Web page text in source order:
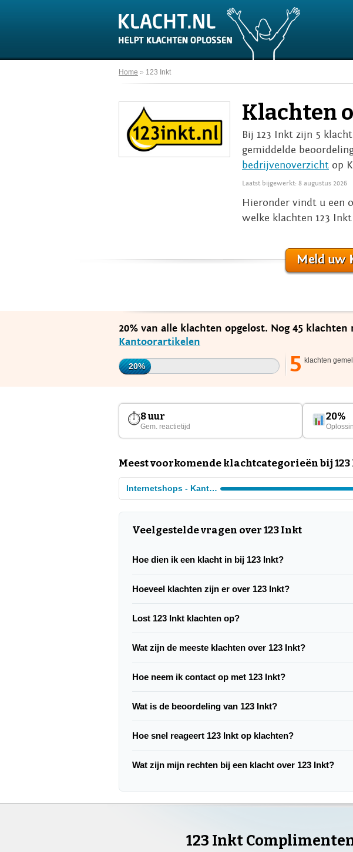
Home 123 Inkt
Klachten
Bij 123 Inkt zijn 5
gemiddelde
bedrijvenoverzicht op
Laatst bijgewerkt: 8 augustus 2026
Hieronder vindt u een
welke klachten 123
Meld uw
20% van alle klachten opgelost. Nog 45
Kantoorartikelen
20% 5 klachten
⏱8 uur
Gem. reactietijd
20%
Meest voorkomende klachtcategorieën bij
Internetshops - Kantoorartikelen
Veelgestelde vragen over 123 Inkt
Hoe dien ik een klacht in bij 123 Inkt?
Hoeveel klachten zijn er over 123 Inkt?
Lost 123 Inkt klachten op?
Wat zijn de meeste klachten over 123 Inkt?
Hoe neem ik contact op met 123 Inkt?
Wat is de beoordeling van 123 Inkt?
Hoe snel reageert 123 Inkt op klachten?
Wat zijn mijn rechten bij een klacht over 123 Inkt?
123 Inkt